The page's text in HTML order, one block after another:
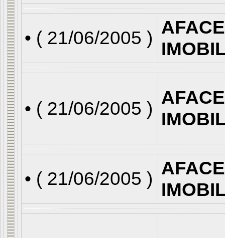
• ( 21/06/2005 )
• ( 21/06/2005 )
• ( 21/06/2005 )